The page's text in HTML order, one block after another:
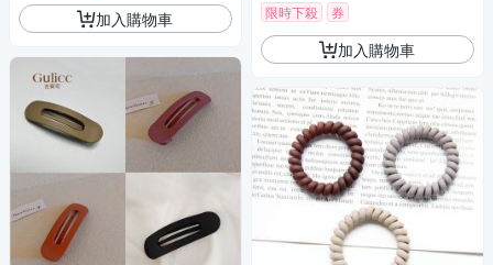
加入購物車 限時下殺 券
加入購物車